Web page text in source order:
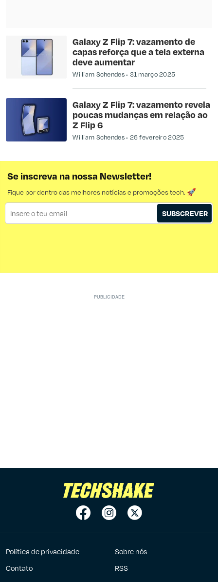
Galaxy Z Flip 7: vazamento de
capas reforça que a tela externa
deve aumentar
William Schendes 31 março 2025
Galaxy Z Flip 7: vazamento revela
poucas mudanças em relação ao
Z Flip 6
William Schendes 26 fevereiro 2025
Se inscreva na nossa Newsletter!
Fique por dentro das melhores notícias e promoções tech. 🚀
SUBSCREVER
Política de privacidade
Sobre nós
Contato
RSS